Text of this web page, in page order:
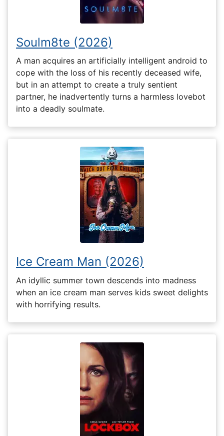
Soulm8te (2026)
A man acquires an artificially intelligent android to
cope with the loss of his recently deceased wife,
but in an attempt to create a truly sentient
partner, he inadvertently turns a harmless lovebot
into a deadly soulmate.
Ice Cream Man (2026)
An idyllic summer town descends into madness
when an ice cream man serves kids sweet delights
with horrifying results.